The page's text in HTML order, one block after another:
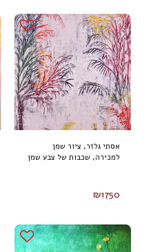
אסתי גלזר, ציור שמן
למכירה, שכבות של צבע שמן
₪1750